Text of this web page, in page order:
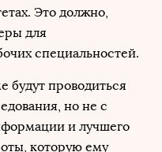
Это должно,
для
специальностей.
будут проводиться
но не с
и лучшего
которую ему